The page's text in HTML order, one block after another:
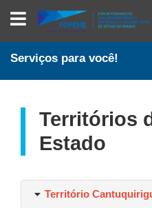
PORTAL
PARANAENSE
DA
MICRO
PEQUENA
Serviços para você!
Territórios
Estado
Território